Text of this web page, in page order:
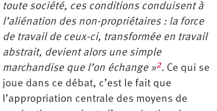
toute société, ces conditions conduisent à
l’aliénation des non-propriétaires : la force
de travail de ceux-ci, transformée en travail
abstrait, devient alors une simple
marchandise que l’on échange »2. Ce qui se
joue dans ce débat, c’est le fait que
l’appropriation centrale des moyens de